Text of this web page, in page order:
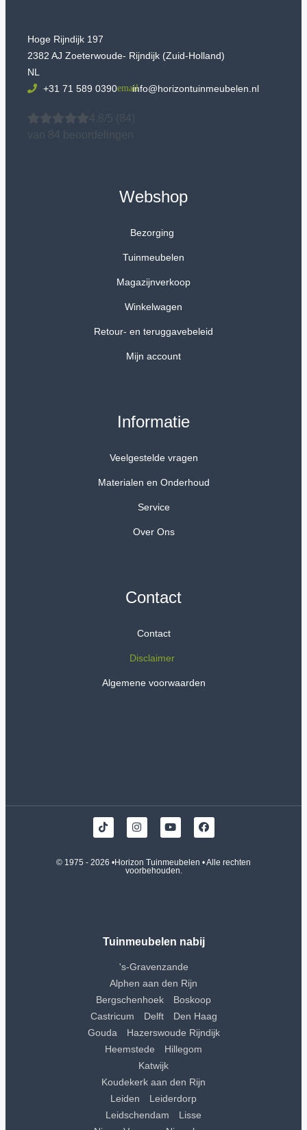
Hoge Rijndijk 197
2382 AJ Zoeterwoude- Rijndijk (Zuid-Holland)
NL
+31 71 589 0390
info@horizontuinmeubelen.nl
4.8/5
(84)
van 84 beoordelingen
Webshop
Bezorging
Tuinmeubelen
Magazijnverkoop
Winkelwagen
Retour- en teruggavebeleid
Mijn account
Informatie
Veelgestelde vragen
Materialen en Onderhoud
Service
Over Ons
Contact
Contact
Disclaimer
Algemene voorwaarden
© 1975 - 2026 •Horizon Tuinmeubelen • Alle rechten
voorbehouden.
Tuinmeubelen nabij
's-Gravenzande
Alphen aan den Rijn
Bergschenhoek
Boskoop
Castricum
Delft
Den Haag
Gouda
Hazerswoude Rijndijk
Heemstede
Hillegom
Katwijk
Koudekerk aan den Rijn
Leiden
Leiderdorp
Leidschendam
Lisse